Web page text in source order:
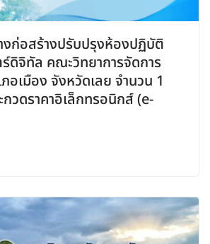
งก่อสร้างปรับปรุงห้องปฏิบัติ
ดิจิทัล คณะวิทยาการจัดการ
อเมือง จังหวัดเลย จำนวน 1
วดราคาอิเล็กทรอนิกส์ (e-